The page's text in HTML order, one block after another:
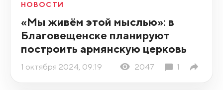
НОВОСТИ
«Мы живём этой мыслью»: в
Благовещенске планируют
построить армянскую церковь
1 октября 2024, 09:19 2047 1